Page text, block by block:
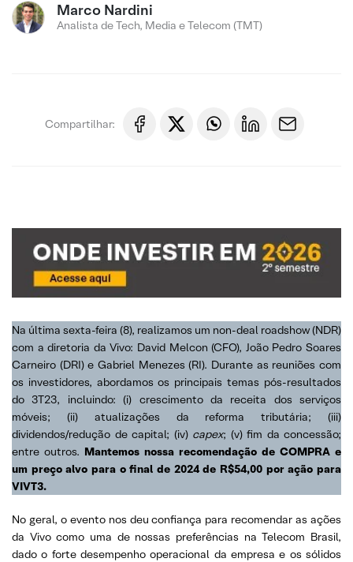
Marco Nardini
Analista de Tech, Media e Telecom (TMT)
Compartilhar:
Na última sexta-feira (8), realizamos um non-deal roadshow (NDR)
com a diretoria da Vivo: David Melcon (CFO), João Pedro Soares
Carneiro (DRI) e Gabriel Menezes (RI). Durante as reuniões com
os investidores, abordamos os principais temas pós-resultados
do 3T23, incluindo: (i) crescimento da receita dos serviços
móveis; (ii) atualizações da reforma tributária; (iii)
dividendos/redução de capital; (iv) capex; (v) fim da concessão;
entre outros. Mantemos nossa recomendação de COMPRA e
um preço alvo para o final de 2024 de R$54,00 por ação para
VIVT3.
No geral, o evento nos deu confiança para recomendar as ações
da Vivo como uma de nossas preferências na Telecom Brasil,
dado o forte desempenho operacional da empresa e os sólidos